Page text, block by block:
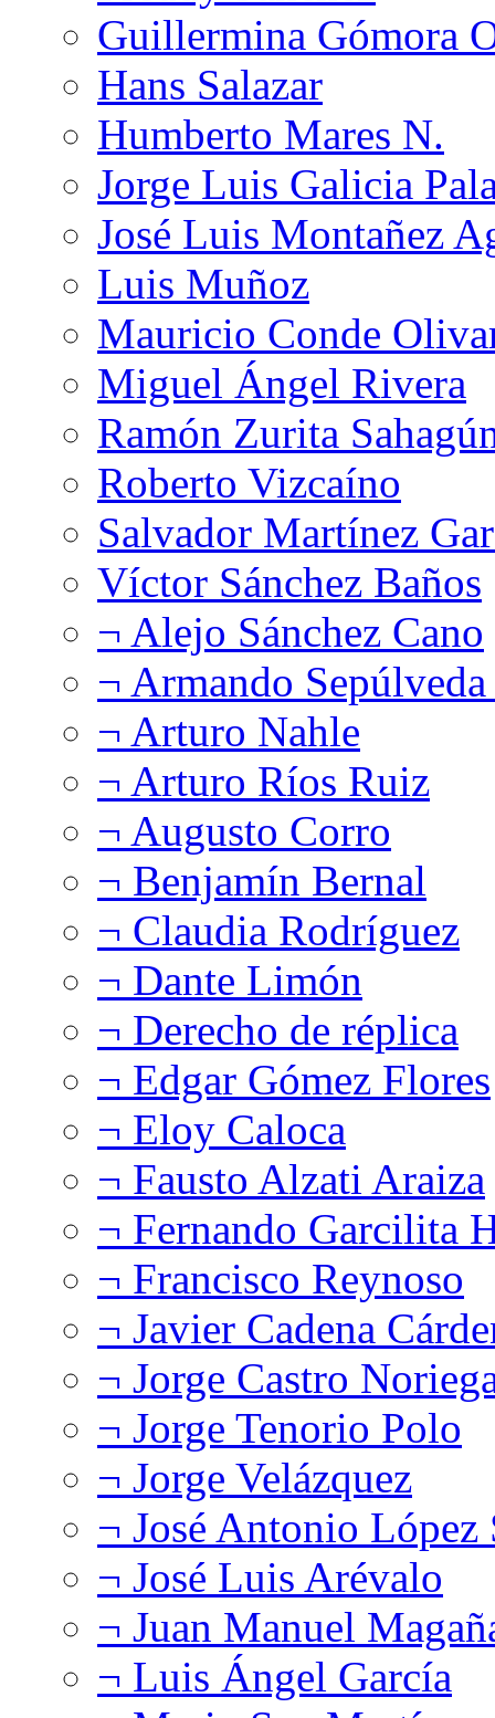
Guillermina Gómora
Hans Salazar
Humberto Mares N.
Jorge Luis Galicia
José Luis Montañez
Luis Muñoz
Mauricio Conde
Miguel Ángel Rivera
Ramón Zurita
Roberto Vizcaíno
Salvador Martínez
Víctor Sánchez Baños
¬ Alejo Sánchez Cano
¬ Armando
¬ Arturo Nahle
¬ Arturo Ríos Ruiz
¬ Augusto Corro
¬ Benjamín Bernal
¬ Claudia Rodríguez
¬ Dante Limón
¬ Derecho de réplica
¬ Edgar Gómez Flores
¬ Eloy Caloca
¬ Fausto Alzati Araiza
¬ Fernando Garcilita
¬ Francisco Reynoso
¬ Javier Cadena
¬ Jorge Castro
¬ Jorge Tenorio Polo
¬ Jorge Velázquez
¬ José Antonio López
¬ José Luis Arévalo
¬ Juan Manuel
¬ Luis Ángel García